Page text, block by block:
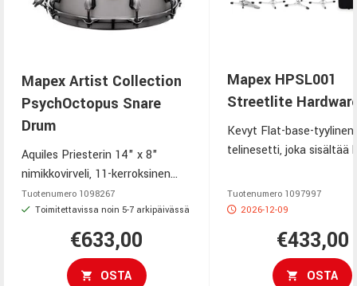
Mapex Artist Collection
PsychOctopus Snare
Drum
Aquiles Priesterin 14" x 8"
nimikkovirveli, 11-kerroksinen
vaahtera/padauk-hybridirunko
Tuotenumero 1098267
Toimitettavissa noin 5-7 arkipäivässä
€633,00
OSTA
Mapex HPSL001
Streetlite
Kevyt Flat-base-tyylinen
telinesetti, joka sisältää
virvelitelineen sekä
puolikovan kantolaukun
Tuotenumero 1097997
2026-12-09
€433,00
OSTA